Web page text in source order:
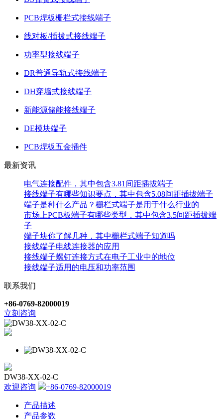
PCB焊板栅栏式接线端子
线对板/插拔式接线端子
功率型接线端子
DR普通导轨式接线端子
DH穿墙式接线端子
新能源储能接线端子
DE模块端子
PCB焊板五金插件
最新资讯
电气连接配件，其中包含3.81间距插拔端子
接线端子有哪些知识要点，其中包含5.08间距插拔端子
端子是种什么产品？栅栏式端子是用于什么行业的
市场上PCB板端子有哪些类型，其中包含3.5间距插拔端
子
端子块你了解几种，其中栅栏式端子知道吗
接线端子电线连接器的应用
接线端子螺钉连接方式在电子工业中的地位
接线端子适用的电压和功率范围
联系我们
+86-0769-82000019
立刻咨询
DW38-XX-02-C
欢迎咨询
+86-0769-82000019
产品描述
产品参数